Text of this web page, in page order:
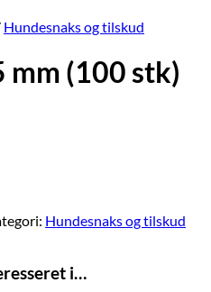
Hundesnaks og tilskud
mm (100 stk)
Hundesnaks og tilskud
i…